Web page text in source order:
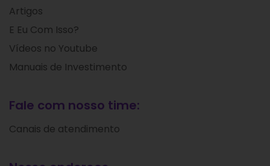
Artigos
E Eu Com Isso?
Vídeos no Youtube
Manuais de Investimento
Fale com nosso time:
Canais de atendimento